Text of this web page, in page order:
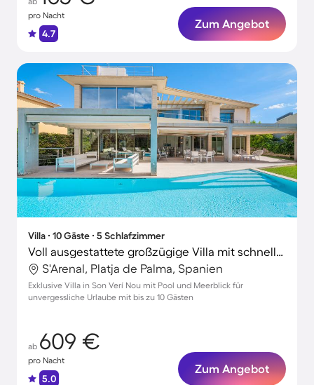
pro Nacht
4.7
Zum Angebot
Villa ∙ 10 Gäste ∙ 5 Schlafzimmer
Voll ausgestattete großzügige Villa mit schnellem Internet, Terrasse und privatem Pool | Gartenblick | Perfekt für die Arbeit von Zuhause
S'Arenal, Platja de Palma, Spanien
Exklusive Villa in Son Verí Nou mit Pool und Meerblick für
unvergessliche Urlaube mit bis zu 10 Gästen
ab 609 €
pro Nacht
5.0
Zum Angebot